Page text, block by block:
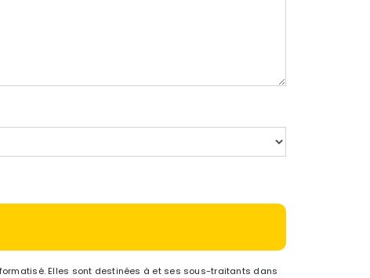
Elles sont destinées à et ses sous-traitants dans